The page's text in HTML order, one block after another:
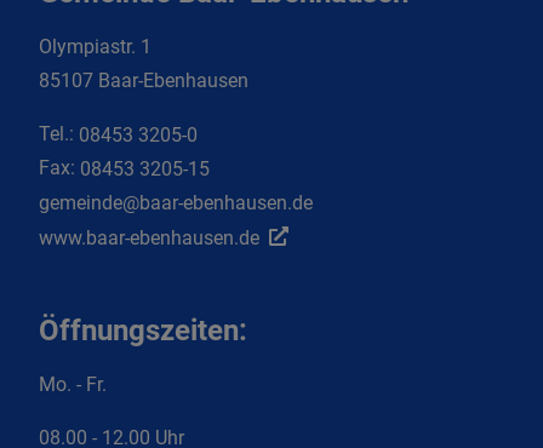
Olympiastr. 1
85107 Baar-Ebenhausen
Tel.: 08453 3205-0
Fax: 08453 3205-15
gemeinde@baar-ebenhausen.de
www.baar-ebenhausen.de
Öffnungszeiten:
Mo. - Fr.
08.00 - 12.00 Uhr